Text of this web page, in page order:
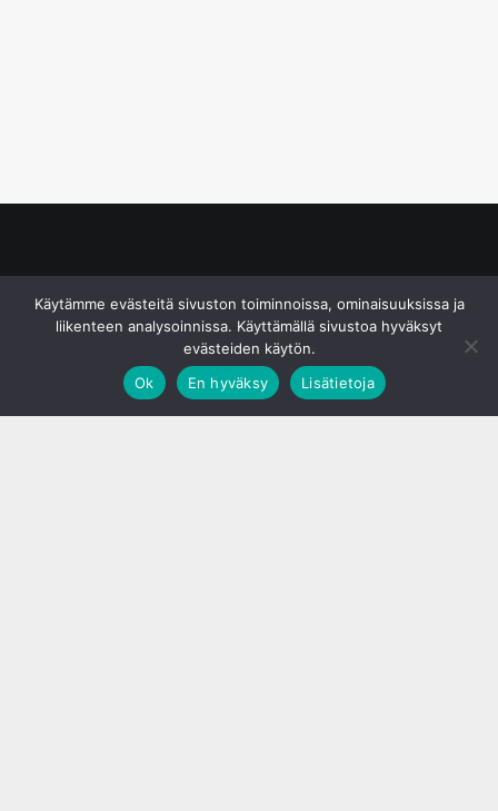
Käytämme evästeitä sivuston toiminnoissa, ominaisuuksissa ja
liikenteen analysoinnissa. Käyttämällä sivustoa hyväksyt
evästeiden käytön.
Ok
En hyväksy Lisätietoja